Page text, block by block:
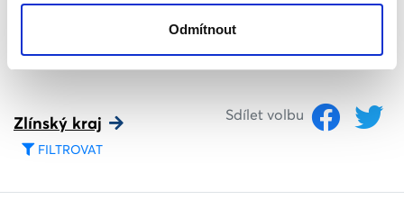
Odmítnout
Moravskoslezský kraj Sdílet volbu
FILTROVAT
Zlínský kraj Sdílet volbu
FILTROVAT